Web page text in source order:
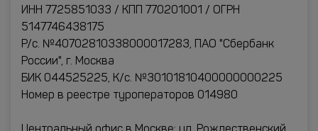
ИНН 7725851033 / КПП 770201001 / ОГРН
5147746438175
Р/с. №40702810338000017283, ПАО "Сбербанк
России", г. Москва
БИК 044525225, К/с. №30101810400000000225
Номер в реестре туроператоров 014980